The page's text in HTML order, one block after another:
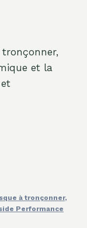
tronçonner,
et la
à tronçonner,
Performance